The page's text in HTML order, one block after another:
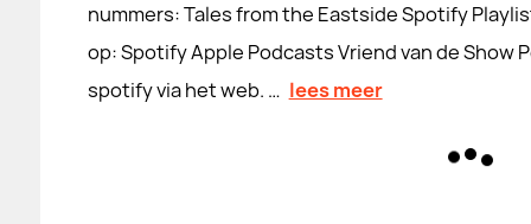
nummers: Tales from the Eastside Spotify
op: Spotify Apple Podcasts Vriend van de Show
spotify via het web. … lees meer